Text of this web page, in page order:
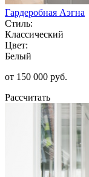
Гардеробная Аэгна
Стиль:
Классический
Цвет:
Белый
от 150 000 руб.
Рассчитать